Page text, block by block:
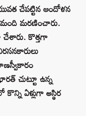
చేపట్టిన ఆందోళన
మరణించారు.
కొత్తగా
చుట్టూ ఉన్న
ఏళ్లుగా అస్థిర